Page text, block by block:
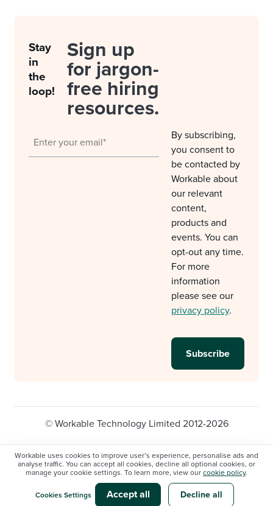
Workable uses cookies to improve user’s experience, personalise ads and
analyse traffic. You can accept all cookies, decline all optional cookies, or
manage your cookie settings. To learn more, view our cookie policy.
Cookies Settings Accept all Decline all
Stay
in
the
loop!
Sign up
for jargon-
free hiring
resources.
By subscribing,
you consent to
be contacted by
Workable about
our relevant
content,
products and
events. You can
opt-out any time.
For more
information
please see our
privacy policy.
© Workable Technology Limited 2012-2026
Legal Privacy policy
Cookie Settings
Do not sell/share my personal information
Modern slavery statement